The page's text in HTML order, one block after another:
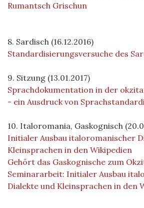
Rumantsch Grischun
8. Sardisch (16.12.2016)
Standardisierungsversuche des
9. Sitzung (13.01.2017)
Sprachdokumentation in der
- ein Ausdruck von
10. Italoromania, Gaskognisch
Initialer Ausbau italoromanischer
Kleinsprachen in den Wikipedien
Gehört das Gaskognische zum
Seminararbeit: Initialer Ausbau
Dialekte und Kleinsprachen in den